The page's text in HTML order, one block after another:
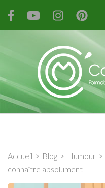
Accueil > Blog > Humour >
connaître absolument